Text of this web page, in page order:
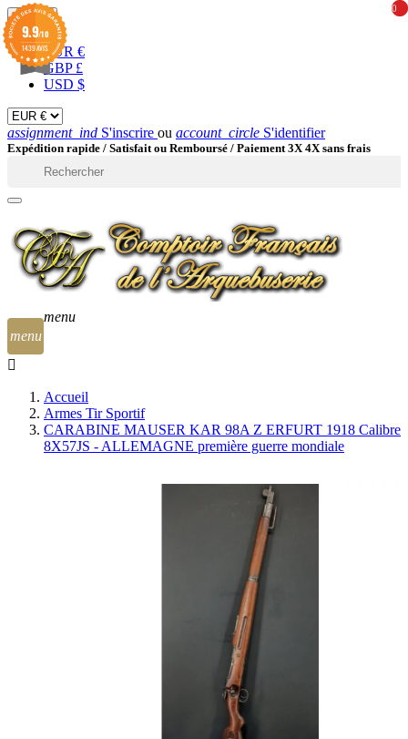
EUR 
EUR €
GBP £
USD $
assignment_ind S'inscrire ou account_circle S'identifier
Expédition rapide / Satisfait ou Remboursé / Paiement 3X 4X sans frais
menu
0
0
menu
Accueil
Armes Tir Sportif
CARABINE MAUSER KAR 98A Z ERFURT 1918 Calibre
8X57JS - ALLEMAGNE première guerre mondiale
9.9/10
1439 AVIS